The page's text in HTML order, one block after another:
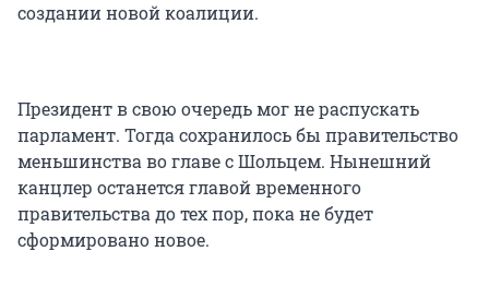
создании новой коалиции.
Президент в свою очередь мог не распускать
парламент. Тогда сохранилось бы правительство
меньшинства во главе с Шольцем. Нынешний
канцлер останется главой временного
правительства до тех пор, пока не будет
сформировано новое.